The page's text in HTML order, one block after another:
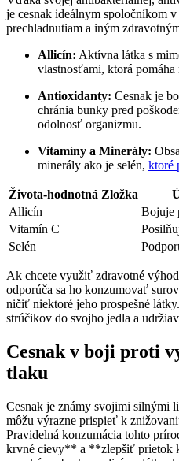
je cesnak ideálnym spoločníkom
prechladnutiam a iným
Allicín: Aktívna látka s
vlastnosťami, ktorá
Antioxidanty: Cesnak je
chránia bunky pred
odolnosť organizmu.
Vitamíny a Minerály:
minerály ako je selén, ktoré
Života-hodnotná Zložka
Allicín
Bojuje
Vitamín C
Selén
Ak chcete využiť zdravotné
odporúča sa ho konzumovať
ničiť niektoré jeho prospešné
strúčikov do svojho jedla a
Cesnak v boji proti
tlaku
Cesnak je známy svojimi silnými
môžu výrazne prispieť k
Pravidelná konzumácia tohto
krvné cievy** a **zlepšiť prietok